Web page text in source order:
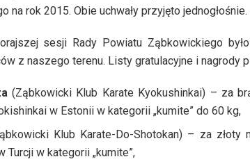
na rok 2015. Obie uchwały przyjęto jednogłośnie.
sesji Rady Powiatu Ząbkowickiego
z naszego terenu. Listy gratulacyjne i nagrody
(Ząbkowicki Klub Karate Kyokushinkai) – za
w Estonii w kategorii „kumite” do 60 kg,
Klub Karate-Do-Shotokan) – za
Turcji w kategorii „kumite”,